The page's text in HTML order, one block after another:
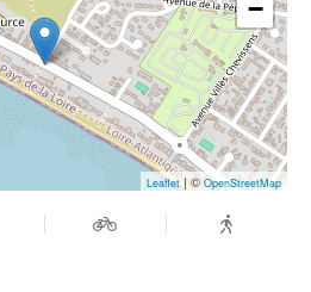
−
Leaflet| © OpenStreetMap